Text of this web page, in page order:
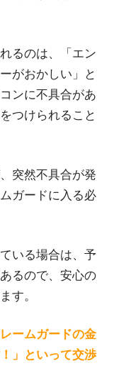
るのは、「エン
がおかしい」と
ンに不具合があ
つけられること
突然不具合が発
ガードに入る必
いる場合は、予
るので、安心の
す。
レームガードの金
」といって交渉